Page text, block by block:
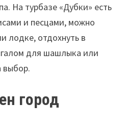
На турбазе «Дубки» есть
и песцами, можно
лодке, отдохнуть в
для шашлыка или
выбор.
город